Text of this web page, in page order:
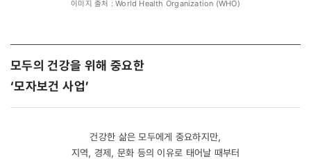
이미지 출처 : World Health Organization (WHO)
모두의 건강을 위해 중요한
‘모자보건 사업’
건강한 삶은 모두에게 중요하지만,
지역, 경제, 문화 등의 이유로 태어날 때부터